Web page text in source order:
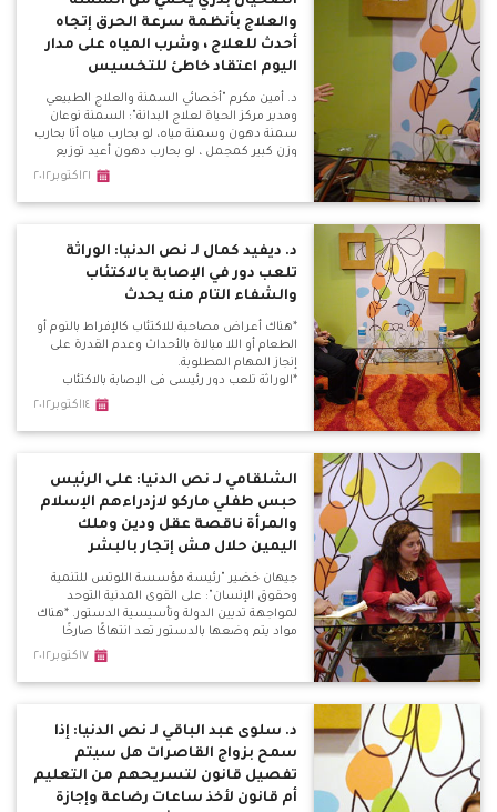
والعلاج بأنظمة سرعة الحرق إتجاه
أحدث للعلاج ، وشرب المياه على مدار
اليوم اعتقاد خاطئ للتخسيس
د. أمين مكرم "أخصائي السمنة والعلاج الطبيعي
ومدير مركز الحياة لعلاج البدانة": السمنة نوعان
سمنة دهون وسمنة مياه، لو بحارب مياه أنا بحارب
وزن كبير كمجمل ، لو بحارب دهون أعيد توزيع
الدهون الموزعة بشكل خاطئ. *زيادة الوزن من
إذا تعدى الـ 30 فإنه يعاني سمنة مفرطة، إذا تعدى
٢١اكتوبر٢٠١٢
د. ديفيد كمال لـ نص الدنيا: الوراثة
تلعب دور في الإصابة بالاكتئاب
والشفاء التام منه يحدث
*هناك أعراض مصاحبة للاكتئاب كالإفراط بالنوم أو
الطعام أو اللا مبالاة بالأحداث وعدم القدرة على
إنجاز المهام المطلوبة.
*الوراثة تلعب دور رئيسي في الإصابة بالاكتئاب
والسلوكي يستخدم في علاج الاكتئاب العرضي ،
١٤اكتوبر٢٠١٢
الشلقامي لـ نص الدنيا: على الرئيس
حبس طفلي ماركو لازدراءهم الإسلام
والمرأة ناقصة عقل ودين وملك
اليمين حلال مش إتجار بالبشر
جيهان خضير "رئيسة مؤسسة اللوتس للتنمية
وحقوق الإنسان": على القوى المدنية التوحد
لمواجهة تديين الدولة وتأسيسية الدستور. *هناك
مواد يتم وضعها بالدستور تعد انتهاكًا صارخًا
لحقوق المرأة والطفل. *أسامة عثمان "عضو
الإسلام في شيء.
٧اكتوبر٢٠١٢
د. سلوى عبد الباقي لـ نص الدنيا: إذا
سمح بزواج القاصرات هل سيتم
تفصيل قانون لتسريحهم من التعليم
أم قانون لأخذ ساعات رضاعة وإجازة